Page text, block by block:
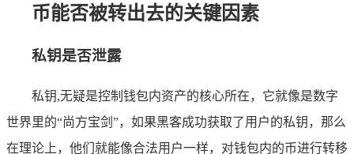
币能否被转出去的关键因素
私钥是否泄露
私钥,无疑是控制钱包内资产的核心所在，它就像是数字
世界里的“尚方宝剑”，如果黑客成功获取了用户的私钥，那么
在理论上，他们就能像合法用户一样，对钱包内的币进行转移